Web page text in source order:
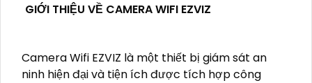
GIỚI THIỆU VỀ CAMERA WIFI EZVIZ
Camera Wifi EZVIZ là một thiết bị giám sát an
ninh hiện đại và tiện ích được tích hợp công